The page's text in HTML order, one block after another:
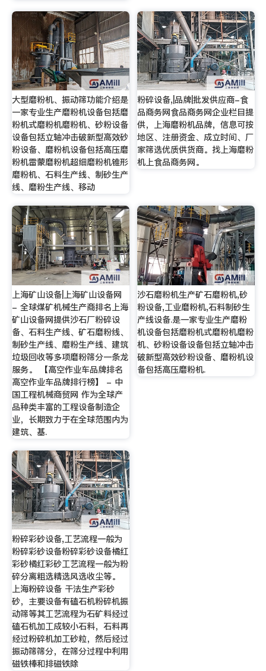
大型磨粉机、振动筛功能介绍是
一家专业生产磨粉机设备包括磨
粉机式磨粉机磨粉机、砂粉设备
设备包括立轴冲击破新型高效砂
粉设备、磨粉机设备包括高压磨
粉机雷蒙磨粉机超细磨粉机锥形
磨粉机、石料生产线、制砂生产
线、磨粉生产线、移动
粉碎设备,|品牌|批发供应商-食
品商务网食品商务网企业栏目提
供，上海磨粉机品牌，信息可按
地区、注册资金、成立时间、厂
家筛选优质供货商。找上海磨粉
机上食品商务网。
上海矿山设备|上海矿山设备网
- 全球煤矿机械生产商排名上海
矿山设备网提供沙石厂粉碎设
备、石料生产线、矿石磨粉线、
制砂生产线、磨粉生产线、建筑
垃圾回收等多项磨粉筛分一条龙
服务。 【高空作业车品牌排名
高空作业车品牌排行榜】 - 中
国工程机械商贸网 作为全球产
品种类丰富的工程设备制造企
业，长期致力于在全球范围内为
建筑、基.
沙石磨粉机生产矿石磨粉机,砂
粉设备,工业磨粉机,石料制砂生
产线设备.是一家专业生产磨粉
机设备包括磨粉机式磨粉机磨粉
机、砂粉设备设备包括立轴冲击
破新型高效砂粉设备、磨粉机设
备包括高压磨粉机.
粉碎彩砂设备,工艺流程一般为
粉碎彩砂设备粉碎彩砂设备橘红
彩砂橘红彩砂工艺流程一般为粉
碎分离粗选精选风选收尘等。
上海粉碎设备 干法生产彩砂
砂，主要设备有磕石机粉碎机振
动筛等其工艺流程为石矿料经过
磕石机加工成较小石料，石料再
经过粉碎机加工砂粒，然后经过
振动筛筛分，在筛分过程中利用
磁铁棒和排磁铁除